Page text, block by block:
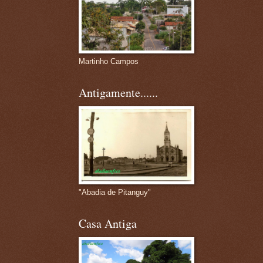
Martinho Campos
Antigamente......
"Abadia de Pitanguy"
Casa Antiga